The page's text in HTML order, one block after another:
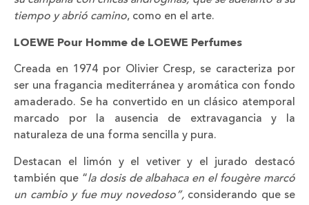
tiempo y abrió camino, como en el arte.
LOEWE Pour Homme de LOEWE Perfumes
Creada en 1974 por Olivier Cresp, se caracteriza por
ser una fragancia mediterránea y aromática con fondo
amaderado. Se ha convertido en un clásico atemporal
marcado por la ausencia de extravagancia y la
naturaleza de una forma sencilla y pura.
Destacan el limón y el vetiver y el jurado destacó
también que “la dosis de albahaca en el fougère marcó
un cambio y fue muy novedoso”, considerando que se